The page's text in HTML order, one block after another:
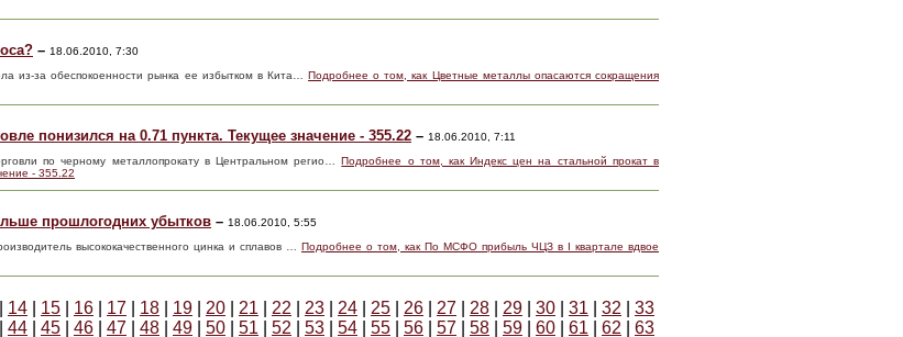
– 18.06.2010, 7:30
из-за обеспокоенности рынка ее избытком в Кита… Подробнее о том, как Цветные металлы опасаются сокращения
понизился на 0.71 пункта. Текущее значение - 355.22 – 18.06.2010, 7:11
по черному металлопрокату в Центральном регио… Подробнее о том, как Индекс цен на стальной прокат в
- 355.22
прошлогодних убытков – 18.06.2010, 5:55
высококачественного цинка и сплавов … Подробнее о том, как По МСФО прибыль ЧЦЗ в I квартале вдвое
14 15 16 17 18 19 20 21 22 23 24 25 26 27 28 29 30 31 32
33
44 45 46 47 48 49 50 51 52 53 54 55 56 57 58 59 60 61 62 63